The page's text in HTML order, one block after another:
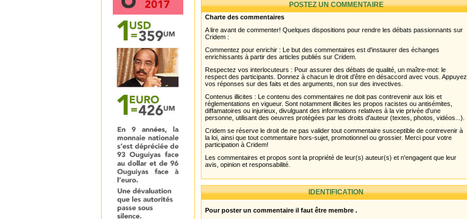
POSTEZ UN COMMENTAIRE
Charte des commentaires
A lire avant de commenter! Quelques dispositions pour rendre les débats passionnants sur
Cridem :
Commentez pour enrichir : Le but des commentaires est d'instaurer des échanges
enrichissants à partir des articles publiés sur Cridem.
Respectez vos interlocuteurs : Pour assurer des débats de qualité, un maître-mot: le
respect des participants. Donnez à chacun le droit d'être en désaccord avec vous. Appuyez
vos réponses sur des faits et des arguments, non sur des invectives.
Contenus illicites : Le contenu des commentaires ne doit pas contrevenir aux lois et
réglementations en vigueur. Sont notamment illicites les propos racistes ou antisémites,
diffamatoires ou injurieux, divulguant des informations relatives à la vie privée d'une
personne, utilisant des oeuvres protégées par les droits d'auteur (textes, photos, vidéos...).
Cridem se réserve le droit de ne pas valider tout commentaire susceptible de contrevenir à
la loi, ainsi que tout commentaire hors-sujet, promotionnel ou grossier. Merci pour votre
participation à Cridem!
Les commentaires et propos sont la propriété de leur(s) auteur(s) et n'engagent que leur
avis, opinion et responsabilité.
IDENTIFICATION
Pour poster un commentaire il faut être membre .